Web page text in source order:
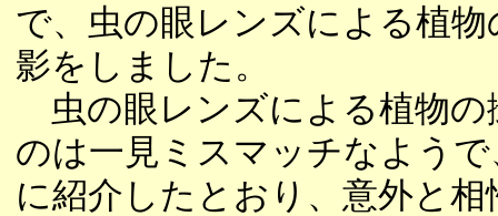
で、虫の眼レンズによる植
影をしました。
虫の眼レンズによる植物の
のは一見ミスマッチなよう
に紹介したとおり、意外と